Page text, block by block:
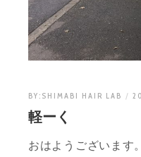
BY: SHIMABI HAIR LAB
軽ーく
おはようございます